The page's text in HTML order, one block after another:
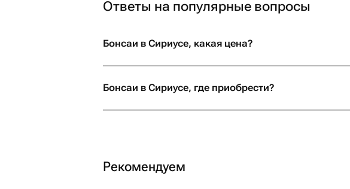
Ответы на популярные вопросы
Бонсаи в Сириусе, какая цена?
Бонсаи в Сириусе, где приобрести?
Рекомендуем